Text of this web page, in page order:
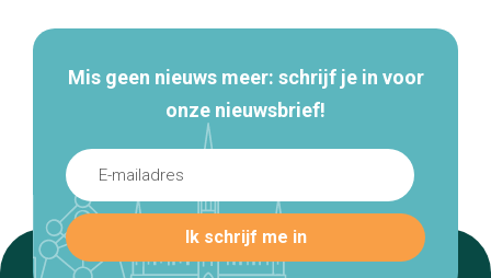
Mis geen nieuws meer: schrijf je in voor
onze nieuwsbrief!